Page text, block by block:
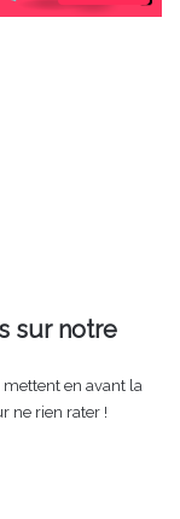
sur notre
en avant la
ne rien rater !